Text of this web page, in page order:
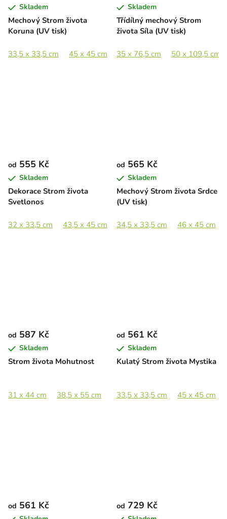
Mechový Strom života
Koruna (UV tisk)
Skladem
33,5 x 33,5 cm 45 x 45 cm 65 x 65 cm 89 x 89 cm
Třídílný mechový Strom
života Síla (UV tisk)
Skladem
35 x 76,5 cm 50 x 109,5 cm
Dekorace Strom života
Svetlonos
od 555 Kč
Skladem
32 x 33,5 cm 43,5 x 45 cm 58 x 60 cm 86 x 89 cm
Mechový Strom života Srdce
(UV tisk)
od 565 Kč
Skladem
34,5 x 33,5 cm 46 x 45 cm
Strom života Mohutnost
od 587 Kč
Skladem
31 x 44 cm 38,5 x 55 cm 49,5 x 70 cm 63,5 x 90 cm
Kulatý Strom života Mystika
od 561 Kč
Skladem
33,5 x 33,5 cm 45 x 45 cm
od 561 Kč od 729 Kč